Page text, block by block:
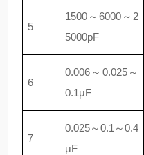
5
1500～6000～2
5000pF
6
0.006～0.025～
0.1μF
7
0.025～0.1～0.4
μF